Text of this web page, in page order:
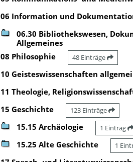
06 Information und
06.30 Bibliothekswesen,
Allgemeines
08 Philosophie 48 Einträge
10 Geisteswissenschaften
11 Theologie,
15 Geschichte 123 Einträge
15.15 Archäologie 1 Eintrag
15.25 Alte Geschichte 1